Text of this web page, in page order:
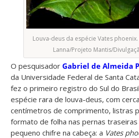
Louva-deus da espécie Vates
Lanna/Projeto Mantis/
O pesquisadorGabriel de Almeida
da Universidade Federal de Santa
fez o primeiro registro do Sul do
espécie rara de louva-deus, com
centímetros de comprimento, listras
formato de folha nas pernas traseiras
pequeno chifre na cabeça: a Vates